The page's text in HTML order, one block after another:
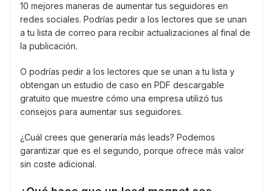
10 mejores maneras de aumentar tus seguidores en
redes sociales. Podrías pedir a los lectores que se unan
a tu lista de correo para recibir actualizaciones al final de
la publicación.
O podrías pedir a los lectores que se unan a tu lista y
obtengan un estudio de caso en PDF descargable
gratuito que muestre cómo una empresa utilizó tus
consejos para aumentar sus seguidores.
¿Cuál crees que generaría más leads? Podemos
garantizar que es el segundo, porque ofrece más valor
sin coste adicional.